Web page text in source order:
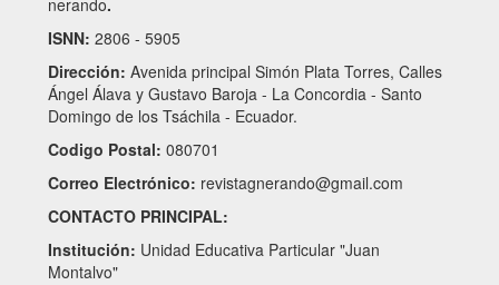
nerando.
ISNN: 2806 - 5905
Dirección: Avenida principal Simón Plata Torres, Calles
Ángel Álava y Gustavo Baroja - La Concordia - Santo
Domingo de los Tsáchila - Ecuador.
Codigo Postal: 080701
Correo Electrónico: revistagnerando@gmail.com
CONTACTO PRINCIPAL:
Institución: Unidad Educativa Particular "Juan
Montalvo"